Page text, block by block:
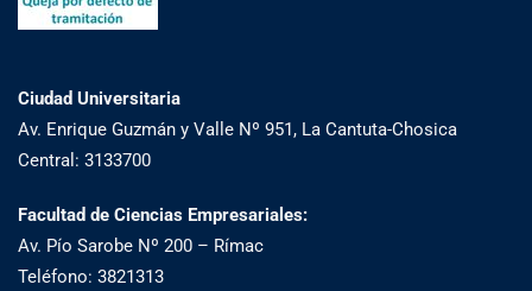
Ciudad Universitaria
Av. Enrique Guzmán y Valle Nº 951, La Cantuta-Chosica
Central: 3133700
Facultad de Ciencias Empresariales:
Av. Pío Sarobe Nº 200 – Rímac
Teléfono: 3821313